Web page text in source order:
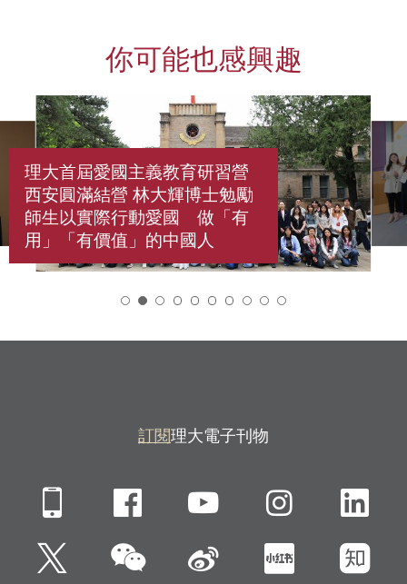
你可能也感興趣
理大首屆愛國主義教育研習營
西安圓滿結營 林大輝博士勉勵
師生以實際行動愛國 做「有
用」「有價值」的中國人
訂閱理大電子刊物
Mobile FacebookYouTube
Twitter微信 新浪微博小紅書知